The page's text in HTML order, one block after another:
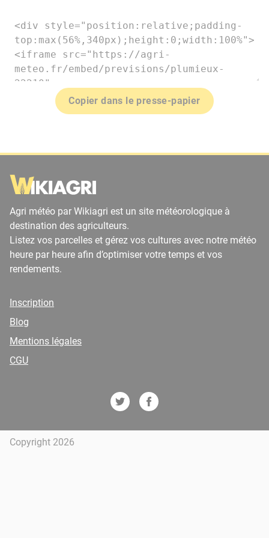
Copier dans le presse-papier
Agri météo par Wikiagri est un site météorologique à
destination des agriculteurs.
Listez vos parcelles et gérez vos cultures avec notre météo
heure par heure afin d’optimiser votre temps et vos
rendements.
Inscription
Blog
Mentions légales
CGU
Copyright 2026